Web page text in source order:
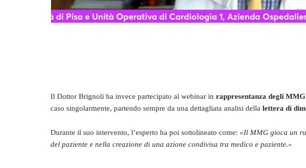
Il Dottor Brignoli ha invece partecipato al webinar in rappresentanza degli MMG
caso singolarmente, partendo sempre da una dettagliata analisi della lettera di
Durante il suo intervento, l’esperto ha poi sottolineato come: «Il MMG gioca un
del paziente e nella creazione di una azione condivisa tra medico e paziente.»